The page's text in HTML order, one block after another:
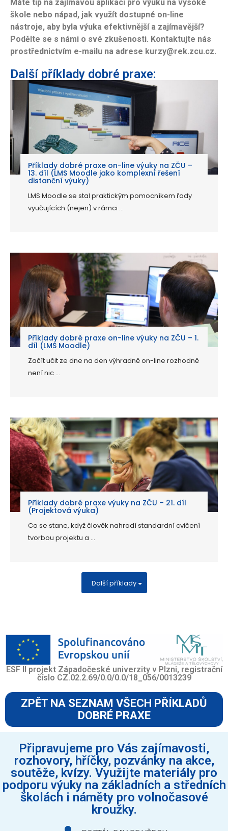
Máte tip na zajímavou aplikaci pro výuku na vysoké
škole nebo nápad, jak využít dostupné on-line
nástroje, aby byla výuka efektivnější a zajímavější?
Podělte se s námi o své zkušenosti. Kontaktujte nás
prostřednictvím e-mailu na adrese kurzy@rek.zcu.cz.
Další příklady dobré praxe:
Příklady dobré praxe on-line výuky na ZČU –
13. díl (LMS Moodle jako komplexní řešení
distanční výuky)
LMS Moodle se stal praktickým pomocníkem řady
vyučujících (nejen) v rámci ...
Příklady dobré praxe on-line výuky na ZČU – 1.
díl (LMS Moodle)
Začít učit ze dne na den výhradně on-line rozhodně
není nic ...
Příklady dobré praxe výuky na ZČU – 21. díl
(Projektová výuka)
Co se stane, když člověk nahradí standardní cvičení
tvorbou projektu a ...
Další příklady
ESF II projekt Západočeské univerzity v Plzni, registrační
číslo CZ.02.2.69/0.0/0.0/18_056/0013239
ZPĚT NA SEZNAM VŠECH PŘÍKLADŮ
DOBRÉ PRAXE
Připravujeme pro Vás zajímavosti,
rozhovory, hříčky, pozvánky na akce,
soutěže, kvízy. Využijte materiály pro
podporu výuky na základních a středních
školách i náměty pro volnočasové
kroužky.